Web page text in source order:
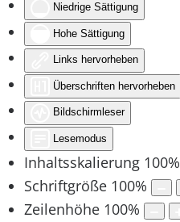
Niedrige Sättigung
Hohe Sättigung
Links hervorheben
Überschriften hervorheben
Bildschirmleser
Lesemodus
Inhaltsskalierung 100%
Schriftgröße 100%
Zeilenhöhe 100%